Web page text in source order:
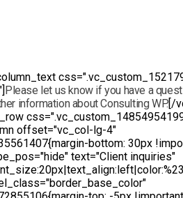
Please let us know if you have a
information about Consulting WP.[/
offset="vc_col-lg-4"
bottom: 30px
text="Client inquiries"